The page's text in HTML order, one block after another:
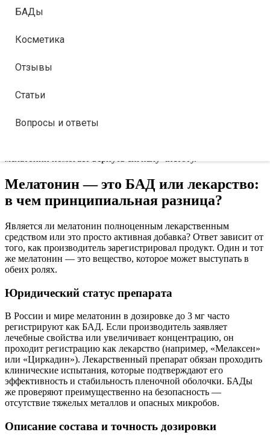
БАДы
Косметика
Отзывы
Статьи
Вопросы и ответы
является прямой медицинской рекомендацией. Мелатонин —
это активное средство, которое имеет противопоказания и
приемом обязательно проконсультируйтесь с лечащим врачом,
Эта статья помогает людям с нарушениями сна и джетлагом
протокол приема мелатонина для восстановления биоритмов.
мозга. На самом деле это скорее дирижер, который
Мелатонин — это БАД или лекарство:
в чем принципиальная разница?
Является ли мелатонин полноценным лекарственным
средством или это просто активная добавка? Ответ зависит от
того, как производитель зарегистрировал продукт. Один и тот
же мелатонин — это вещество, которое может выступать в
обеих ролях.
Юридический статус препарата
В России и мире мелатонин в дозировке до 3 мг часто
регистрируют как БАД. Если производитель заявляет
лечебные свойства или увеличивает концентрацию, он
проходит регистрацию как лекарство (например, «Мелаксен»
или «Циркадин»). Лекарственный препарат обязан проходить
клинические испытания, которые подтверждают его
эффективность и стабильность пленочной оболочки. БАДы
же проверяют преимущественно на безопасность —
отсутствие тяжелых металлов и опасных микробов.
Описание состава и точность дозировки